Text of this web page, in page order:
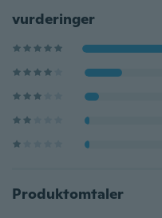
vurderinger
Produktomtaler